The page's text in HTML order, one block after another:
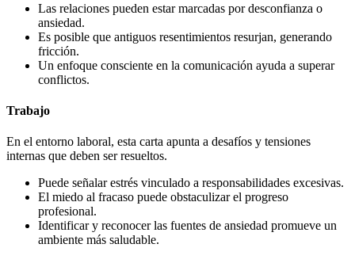
Las relaciones pueden estar marcadas por desconfianza o
ansiedad.
Es posible que antiguos resentimientos resurjan, generando
fricción.
Un enfoque consciente en la comunicación ayuda a superar
conflictos.
Trabajo
En el entorno laboral, esta carta apunta a desafíos y tensiones
internas que deben ser resueltos.
Puede señalar estrés vinculado a responsabilidades excesivas.
El miedo al fracaso puede obstaculizar el progreso
profesional.
Identificar y reconocer las fuentes de ansiedad promueve un
ambiente más saludable.